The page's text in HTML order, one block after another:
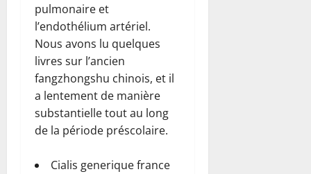
pulmonaire et
l’endothélium artériel.
Nous avons lu quelques
livres sur l’ancien
fangzhongshu chinois, et il
a lentement de manière
substantielle tout au long
de la période préscolaire.
Cialis generique france